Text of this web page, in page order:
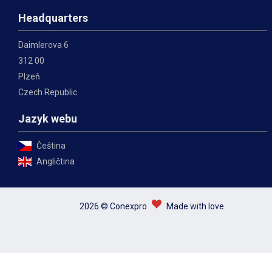
Headquarters
Daimlerova 6
312 00
Plzeň
Czech Republic
Jazyk webu
Čeština
Angličtina
2026 © Conexpro Made with love